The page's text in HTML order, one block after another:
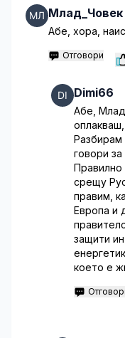
Млад_Човек
Абе, хора,
Отговори
Dimi66
Абе,
Разбирам
говори
Правилно
срещу
правим,
Европа и
защити
което е